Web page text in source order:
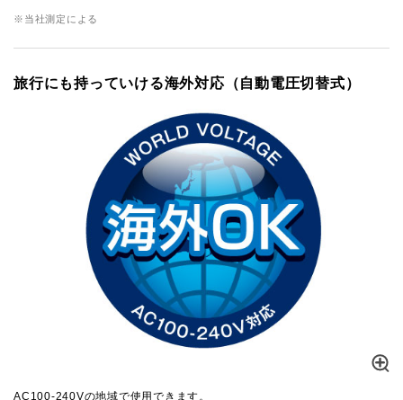
※当社測定による
旅行にも持っていける海外対応（自動電圧切替式）
AC100-240Vの地域で使用できます。